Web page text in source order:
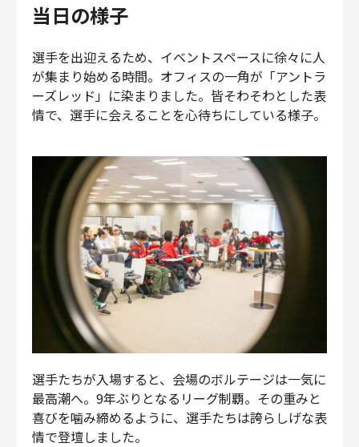
当日の様子
選手を出迎えるため、イベントスペースに徐々に人
が集まり始める時間。オフィスの一角が「アントラ
ーズレッド」に染まりました。皆そわそわとした表
情で、選手に会えることを心待ちにしている様子。
選手たちが入場すると、会場のボルテージは一気に
最高潮へ。9年ぶりとなるリーグ制覇。その重みと
喜びを噛み締めるように、選手たちは誇らしげな表
情で登壇しました。